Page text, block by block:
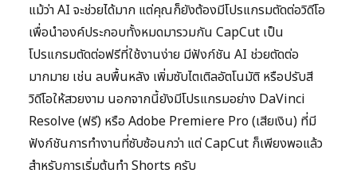
แม้ว่า AI จะช่วยได้มาก แต่คุณก็ยังต้องมีโปรแกรมตัดต่อวิดีโอ
เพื่อนำองค์ประกอบทั้งหมดมารวมกัน CapCut เป็น
โปรแกรมตัดต่อฟรีที่ใช้งานง่าย มีฟังก์ชัน AI ช่วยตัดต่อ
มากมาย เช่น ลบพื้นหลัง เพิ่มซับไตเติลอัตโนมัติ หรือปรับสี
วิดีโอให้สวยงาม นอกจากนี้ยังมีโปรแกรมอย่าง DaVinci
Resolve (ฟรี) หรือ Adobe Premiere Pro (เสียเงิน) ที่มี
ฟังก์ชันการทำงานที่ซับซ้อนกว่า แต่ CapCut ก็เพียงพอแล้ว
สำหรับการเริ่มต้นทำ Shorts ครับ